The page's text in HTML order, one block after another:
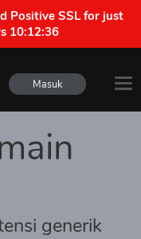
Positive SSL for just
10:12:36
Masuk
generik